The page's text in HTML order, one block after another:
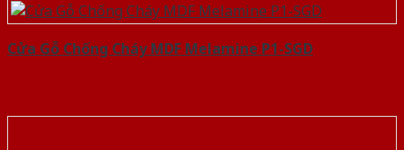
Cửa Gỗ Chống Cháy MDF Melamine P1-SGD